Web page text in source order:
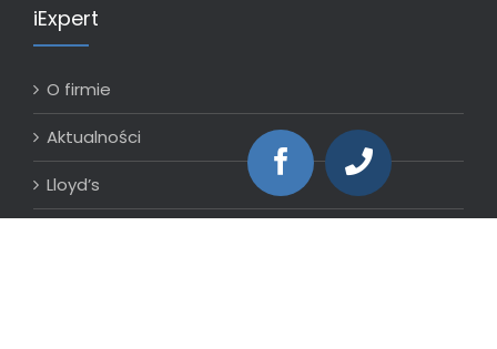
iExpert
O firmie
Aktualności
Lloyd’s